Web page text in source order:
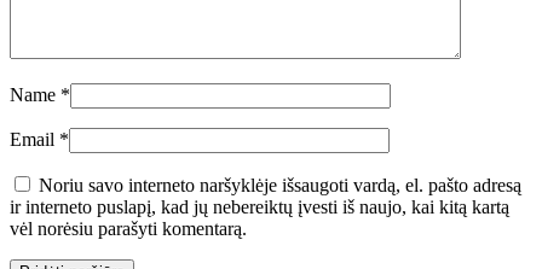
Name *
Email *
Noriu savo interneto naršyklėje išsaugoti vardą, el. pašto adresą
ir interneto puslapį, kad jų nebereiktų įvesti iš naujo, kai kitą kartą
vėl norėsiu parašyti komentarą.